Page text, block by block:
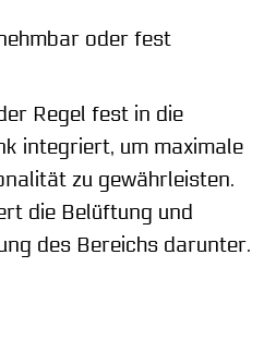
oder fest
Regel fest in die
integriert, um maximale
zu gewährleisten.
die Belüftung und
des Bereichs darunter.